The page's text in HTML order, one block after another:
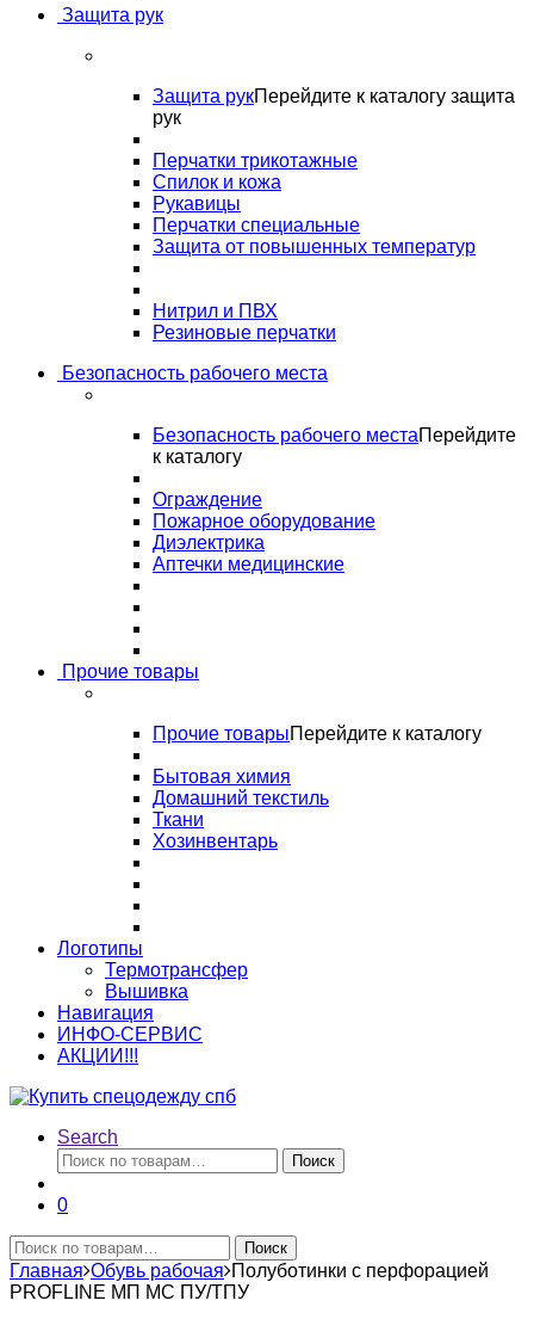
Защита рук
Защита рукПерейдите к каталогу защита
рук
Перчатки трикотажные
Спилок и кожа
Рукавицы
Перчатки специальные
Защита от повышенных температур
Нитрил и ПВХ
Резиновые перчатки
Безопасность рабочего места
Безопасность рабочего местаПерейдите
к каталогу
Ограждение
Пожарное оборудование
Диэлектрика
Аптечки медицинские
Прочие товары
Прочие товарыПерейдите к каталогу
Бытовая химия
Домашний текстиль
Ткани
Хозинвентарь
Логотипы
Термотрансфер
Вышивка
Навигация
ИНФО-СЕРВИС
АКЦИИ!!!
Search
Искать:
Поиск
0
Искать:
Поиск
Главная Обувь рабочая Полуботинки с перфорацией
PROFLINE МП МС ПУ/ТПУ